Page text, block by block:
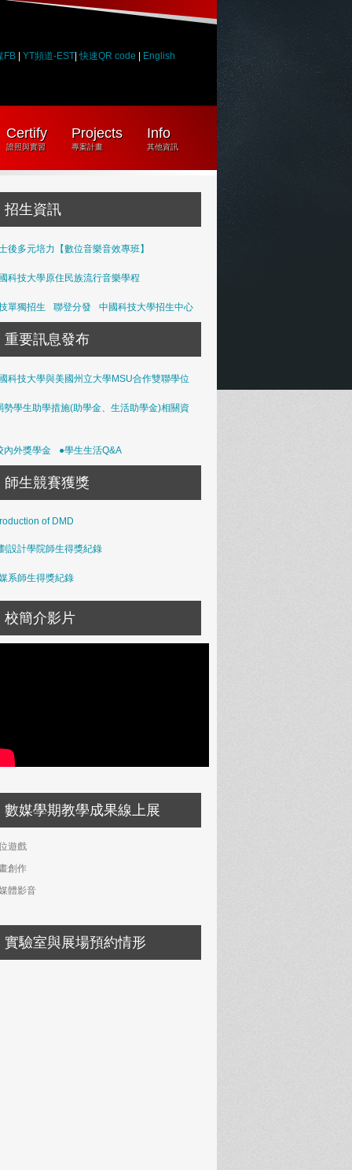
FB YT頻道-EST |快速QR code English
Certify
證照與實習
Projects
專案計畫
Info
其他資訊
招生資訊
後多元培力【數位音樂音效專班】
科技大學原住民族流行音樂學程
單獨招生 聯登分發 中國科技大學招生中心
重要訊息發布
科技大學與美國州立大學MSU合作雙聯學位
勢學生助學措施(助學金、生活助學金)相關資
內外獎學金 ●學生生活Q&A
師生競賽獲獎
of DMD
設計學院師生得獎紀錄
系師生得獎紀錄
校簡介影片
數媒學期教學成果線上展
遊戲
創作
體影音
實驗室與展場預約情形